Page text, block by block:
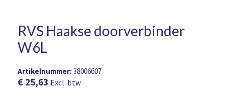
RVS Haakse doorverbinder
W6L
Artikelnummer:38006607
€ 25,63 Excl. btw